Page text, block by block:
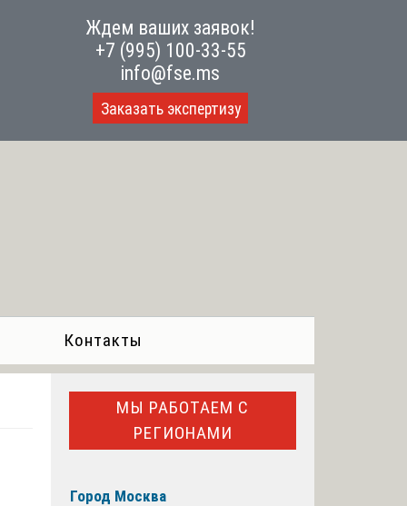
Ждем ваших заявок!
+7 (995) 100-33-55
info@fse.ms
Заказать экспертизу
Контакты
МЫ РАБОТАЕМ С
РЕГИОНАМИ
Город Москва